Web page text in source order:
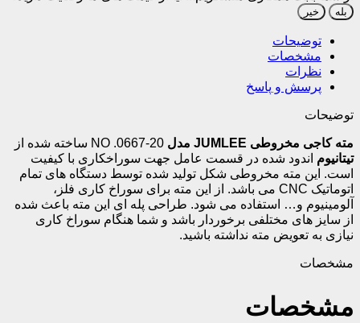
بله خیر
توضیحات
مشخصات
نظرات
پرسش و پاسخ
توضیحات
مته کاجی مخروطی JUMLEE مدل
NO .0667-20 ساخته شده از
تیتانیوم اندود شده در قسمت عامل جهت سوراخکاری با کیفیت
است. این مته مخروطی شکل تولید شده توسط دستگاه های تمام
اتوماتیک CNC می باشد. از این مته برای سوراخ کاری فلز،
آلومینیوم و… استفاده می شود. طراحی پله ای این مته باعث شده
از سایز های مختلفی برخوردار باشد و شما هنگام سوراخ کاری
نیازی به تعویض مته نداشته باشید.
مشخصات
مشخصات